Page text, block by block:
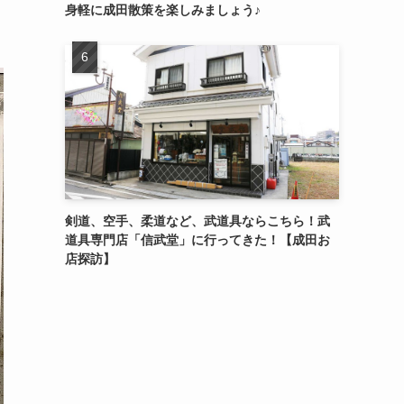
身軽に成田散策を楽しみましょう♪
剣道、空手、柔道など、武道具ならこちら！武
道具専門店「信武堂」に行ってきた！【成田お
店探訪】